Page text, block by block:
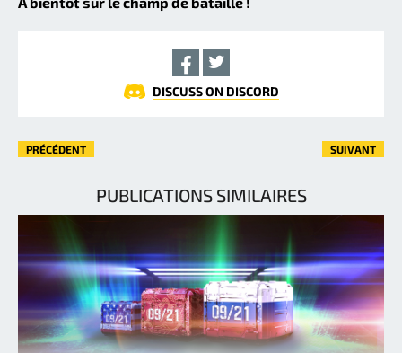
DISCUSS ON DISCORD
PRÉCÉDENT SUIVANT
PUBLICATIONS SIMILAIRES